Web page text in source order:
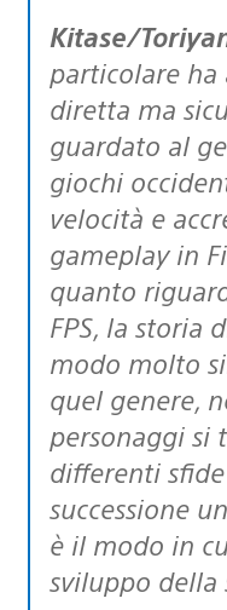
Kitase/
particolare ha
diretta ma
guardato al
giochi
velocità e
gameplay in
quanto
FPS, la storia
modo molto
quel genere,
personaggi si
differenti
successione
è il modo in
sviluppo della